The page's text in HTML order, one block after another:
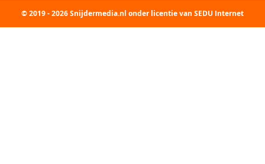
© 2019 - 2026 Snijdermedia.nl onder licentie van SEDU Internet